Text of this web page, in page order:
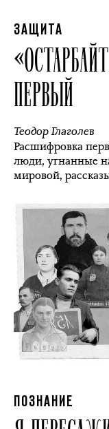
ЗАЩИТА
ПЕРВЫЙ
Теодор Глаголев
Расшифровка
люди, угнанные
мировой,
ПОЗНАНИЕ